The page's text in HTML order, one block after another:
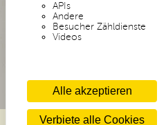
APIs
Andere
Besucher Zähldienste
Videos
Alle akzeptieren
Verbiete alle Cookies